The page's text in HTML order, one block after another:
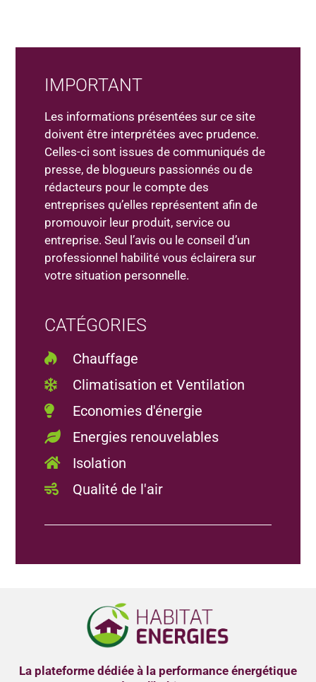
IMPORTANT
Les informations présentées sur ce site
doivent être interprétées avec prudence.
Celles-ci sont issues de communiqués de
presse, de blogueurs passionnés ou de
rédacteurs pour le compte des
entreprises qu’elles représentent afin de
promouvoir leur produit, service ou
entreprise. Seul l’avis ou le conseil d’un
professionnel habilité vous éclairera sur
votre situation personnelle.
CATÉGORIES
Chauffage
Climatisation et Ventilation
Economies d'énergie
Energies renouvelables
Isolation
Qualité de l'air
La plateforme dédiée à la performance énergétique